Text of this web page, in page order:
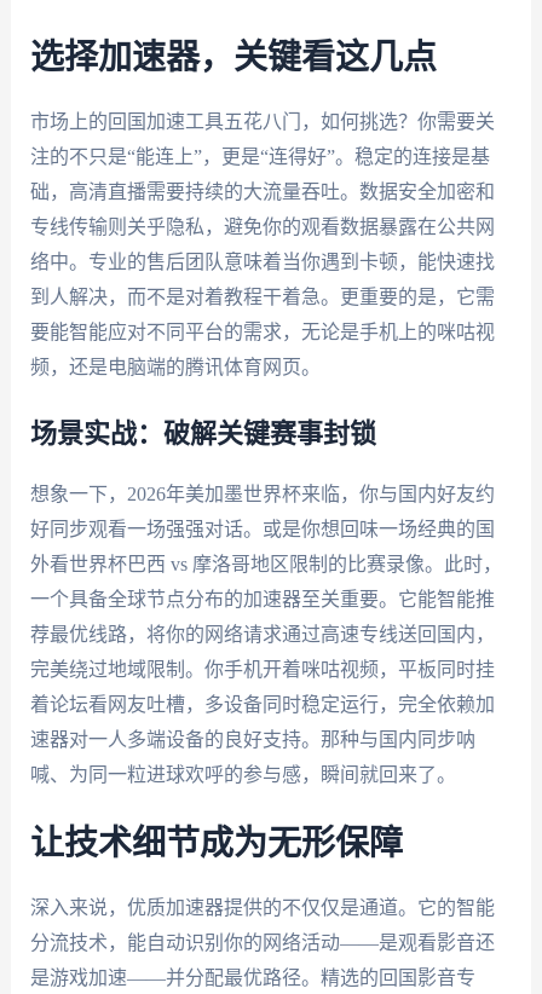
选择加速器，关键看这几点
市场上的回国加速工具五花八门，如何挑选？你需要关
注的不只是“能连上”，更是“连得好”。稳定的连接是基
础，高清直播需要持续的大流量吞吐。数据安全加密和
专线传输则关乎隐私，避免你的观看数据暴露在公共网
络中。专业的售后团队意味着当你遇到卡顿，能快速找
到人解决，而不是对着教程干着急。更重要的是，它需
要能智能应对不同平台的需求，无论是手机上的咪咕视
频，还是电脑端的腾讯体育网页。
场景实战：破解关键赛事封锁
想象一下，2026年美加墨世界杯来临，你与国内好友约
好同步观看一场强强对话。或是你想回味一场经典的国
外看世界杯巴西 vs 摩洛哥地区限制的比赛录像。此时，
一个具备全球节点分布的加速器至关重要。它能智能推
荐最优线路，将你的网络请求通过高速专线送回国内，
完美绕过地域限制。你手机开着咪咕视频，平板同时挂
着论坛看网友吐槽，多设备同时稳定运行，完全依赖加
速器对一人多端设备的良好支持。那种与国内同步呐
喊、为同一粒进球欢呼的参与感，瞬间就回来了。
让技术细节成为无形保障
深入来说，优质加速器提供的不仅仅是通道。它的智能
分流技术，能自动识别你的网络活动——是观看影音还
是游戏加速——并分配最优路径。精选的回国影音专